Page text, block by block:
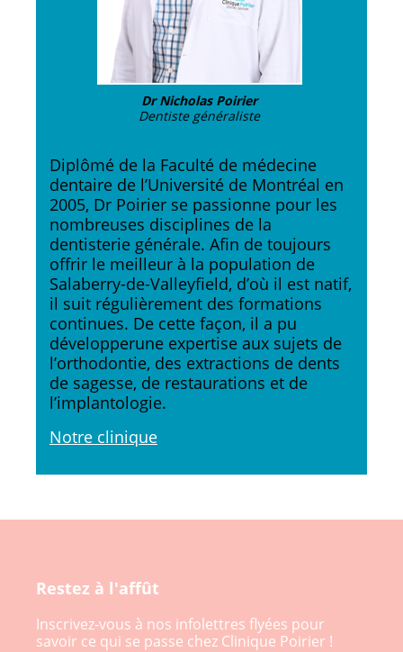
Dr Nicholas Poirier
Dentiste généraliste
Diplômé de la Faculté de médecine
dentaire de l’Université de Montréal en
2005, Dr Poirier se passionne pour les
nombreuses disciplines de la
dentisterie générale. Afin de toujours
offrir le meilleur à la population de
Salaberry-de-Valleyfield, d’où il est natif,
il suit régulièrement des formations
continues. De cette façon, il a pu
développerune expertise aux sujets de
l’orthodontie, des extractions de dents
de sagesse, de restaurations et de
l’implantologie.
Notre clinique
Restez à l'affût
Inscrivez-vous à nos infolettres flyées pour
savoir ce qui se passe chez Clinique Poirier !